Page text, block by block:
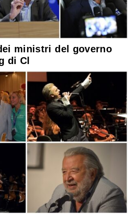
ministri del governo
di Cl